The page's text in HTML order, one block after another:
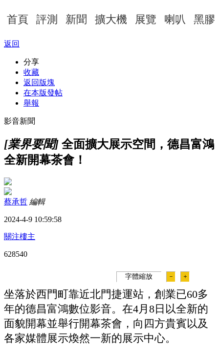
首頁 評測 新聞 擴大機 展覽 喇叭 黑膠
返回
分享
收藏
返回版塊
在本版發帖
舉報
影音新聞
[業界要聞] 全面擴大展示空間，德昌富鴻
全新開幕茶會！
蔡承哲 編輯
2024-4-9 10:59:58
關注樓主
628540
字體縮放 － ＋
坐落於西門町靠近北門捷運站，創業已60多
年的德昌富鴻數位影音。在4月8日以全新的
面貌開幕並舉行開幕茶會，向四方貴賓以及
各家媒體展示煥然一新的展示中心。